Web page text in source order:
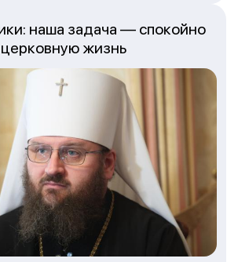
наша задача — спокойно
жизнь